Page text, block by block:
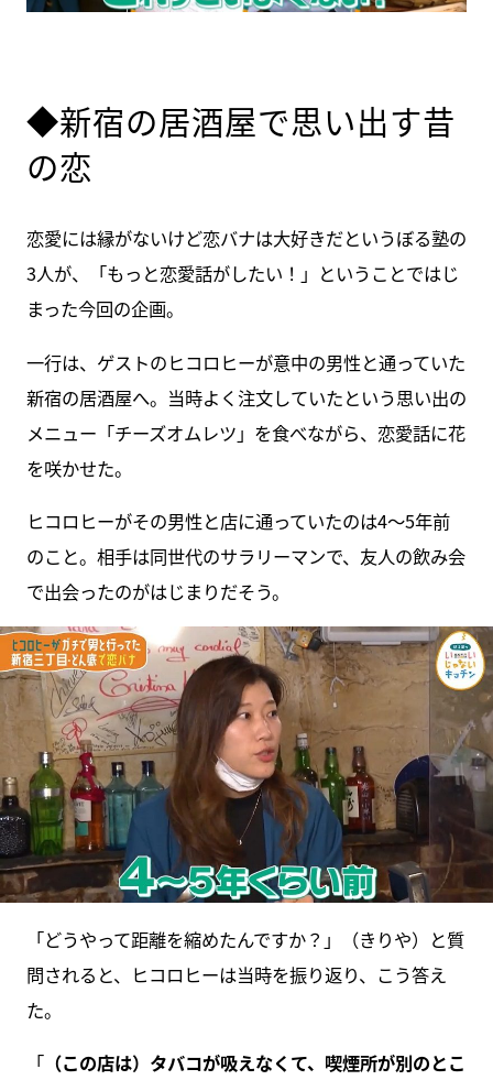
◆新宿の居酒屋で思い出す昔
の恋
恋愛には縁がないけど恋バナは大好きだというぼる塾の
3人が、「もっと恋愛話がしたい！」ということではじ
まった今回の企画。
一行は、ゲストのヒコロヒーが意中の男性と通っていた
新宿の居酒屋へ。当時よく注文していたという思い出の
メニュー「チーズオムレツ」を食べながら、恋愛話に花
を咲かせた。
ヒコロヒーがその男性と店に通っていたのは4～5年前
のこと。相手は同世代のサラリーマンで、友人の飲み会
で出会ったのがはじまりだそう。
「どうやって距離を縮めたんですか？」（きりや）と質
問されると、ヒコロヒーは当時を振り返り、こう答え
た。
「（この店は）タバコが吸えなくて、喫煙所が別のとこ